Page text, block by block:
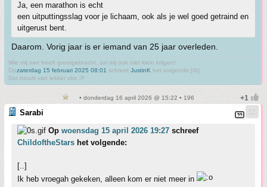
Ja, een marathon is echt
een uitputtingsslag voor je lichaam, ook als je wel goed getraind en
uitgerust bent.
Daarom. Vorig jaar is er iemand van 25 jaar overleden.
Wie mij niet heeft grootgebracht, zal mij ook niet klein krijgen!
Opzaterdag 15 februari 2025 08:01 schreef JustinK het volgende:[/b]
Dot houdt van lekker vlot :P
• donderdag 16 april 2026 @ 15:22 • 196
Sarabi
Op woensdag 15 april 2026 19:27 schreef
ChildoftheStars het volgende:
[..]
Ik heb vroegah gekeken, alleen kom er niet meer in